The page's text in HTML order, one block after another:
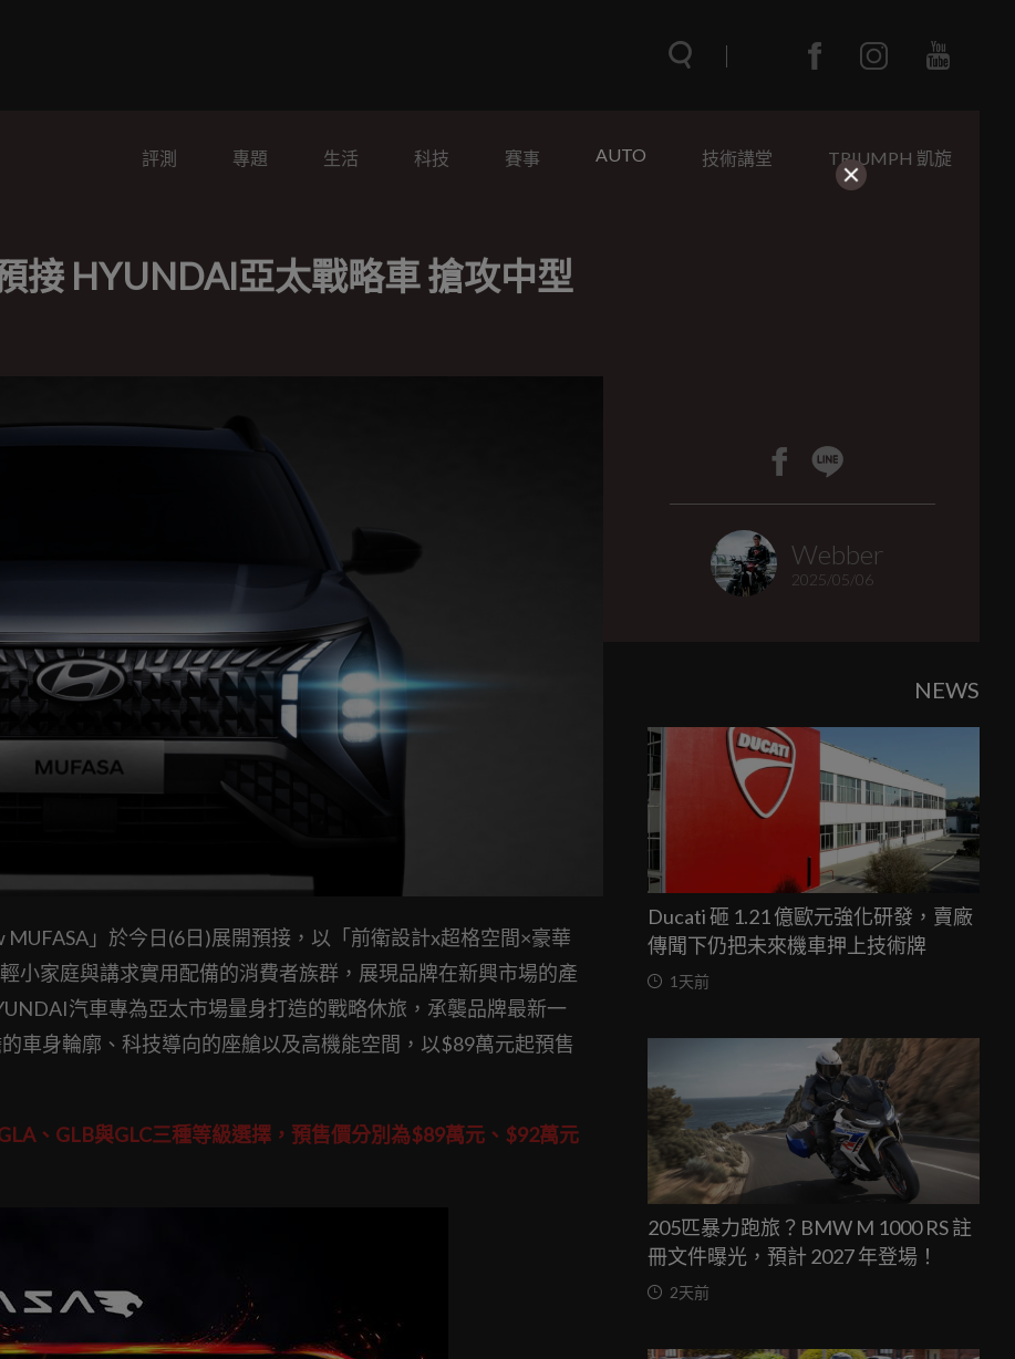
評測 專題 生活 科技 賽事 AUTO 技術講堂 TRIUMPH 凱旋
接 HYUNDAI亞太戰略車 搶攻中型
Webber
2025/05/06
」於今日(6日)展開預接，以「前衛設計x超格空間×豪華
小家庭與講求實用配備的消費者族群，展現品牌在新興市場的產
汽車專為亞太市場量身打造的戰略休旅，承襲品牌最新一
車身輪廓、科技導向的座艙以及高機能空間，以$89萬元起預售
、GLB與GLC三種等級選擇，預售價分別為$89萬元、$92萬元
NEWS
Ducati 砸 1.21 億歐元強化研發，賣廠
傳聞下仍把未來機車押上技術牌
1天前
205匹暴力跑旅？BMW M 1000 RS 註
冊文件曝光，預計 2027 年登場！
2天前